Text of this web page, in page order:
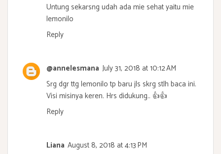
Untung sekarsng udah ada mie sehat yaitu mie
lemonilo
Reply
@annelesmana July 31, 2018 at 10:12 AM
Srg dgr ttg lemonilo tp baru jls skrg stlh baca ini.
Visi misinya keren. Hrs didukung.. 👍👍
Reply
Liana August 8, 2018 at 4:13 PM